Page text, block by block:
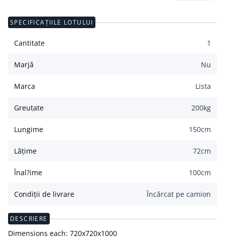
SPECIFICAȚIILE LOTULUI
Cantitate 1
Marjă Nu
Marca Lista
Greutate 200kg
Lungime 150cm
Lățime 72cm
Înal?ime 100cm
Condiții de livrare Încărcat pe camion
DESCRIERE
Dimensions each: 720x720x1000